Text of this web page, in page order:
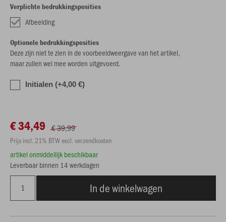
Verplichte bedrukkingsposities
Afbeelding
Optionele bedrukkingsposities
Deze zijn niet te zien in de voorbeeldweergave van het artikel,
maar zullen wel mee worden uitgevoerd.
Initialen (+4,00 €)
€ 34,49 € 39,99
Prijs incl. 21% BTW excl. verzendkosten
artikel onmiddellijk beschikbaar
Leverbaar binnen 14 werkdagen
In de winkelwagen